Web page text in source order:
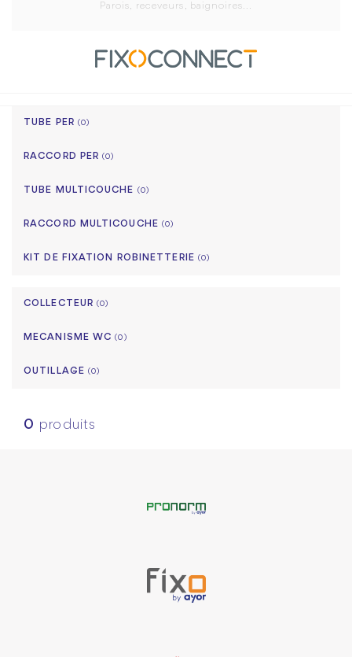
Parois, receveurs, baignoires...
TUBE PER (0)
RACCORD PER(0)
TUBE MULTICOUCHE (0)
RACCORD MULTICOUCHE (0)
KIT DE FIXATION ROBINETTERIE (0)
COLLECTEUR(0)
MECANISME WC(0)
OUTILLAGE (0)
0 produits